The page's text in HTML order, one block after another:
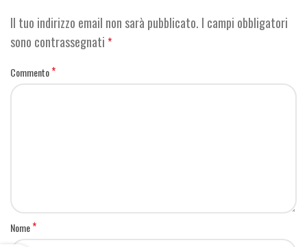
Il tuo indirizzo email non sarà pubblicato. I campi obbligatori
sono contrassegnati *
Commento*
Nome*